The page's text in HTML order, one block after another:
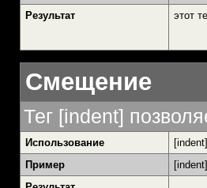
Результат
этот
Смещение
Тег [indent]
Использование [indent]
Пример